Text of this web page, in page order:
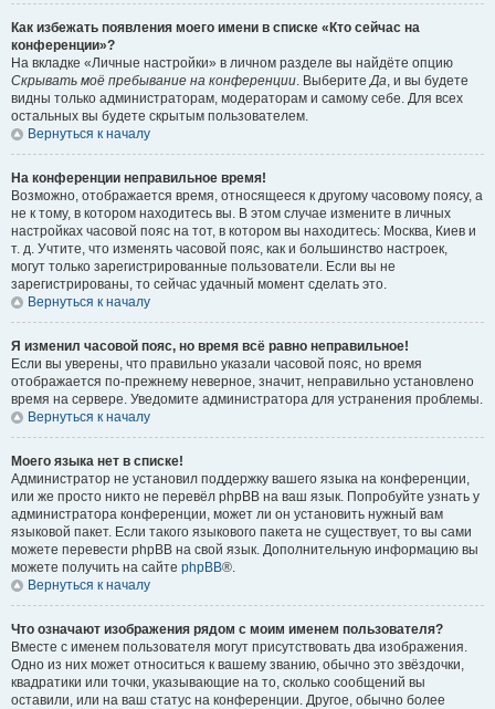
Как избежать появления моего имени в списке «Кто сейчас на
конференции»?
На вкладке «Личные настройки» в личном разделе вы найдёте опцию
Скрывать моё пребывание на конференции. ВыберитеДа, и вы будете
видны только администраторам, модераторам и самому себе. Для всех
остальных вы будете скрытым пользователем.
Вернуться к началу
На конференции неправильное время!
Возможно, отображается время, относящееся к другому часовому поясу, а
не к тому, в котором находитесь вы. В этом случае измените в личных
настройках часовой пояс на тот, в котором вы находитесь: Москва, Киев и
т. д. Учтите, что изменять часовой пояс, как и большинство настроек,
могут только зарегистрированные пользователи. Если вы не
зарегистрированы, то сейчас удачный момент сделать это.
Вернуться к началу
Я изменил часовой пояс, но время всё равно неправильное!
Если вы уверены, что правильно указали часовой пояс, но время
отображается по-прежнему неверное, значит, неправильно установлено
время на сервере. Уведомите администратора для устранения проблемы.
Вернуться к началу
Моего языка нет в списке!
Администратор не установил поддержку вашего языка на конференции,
или же просто никто не перевёл phpBB на ваш язык. Попробуйте узнать у
администратора конференции, может ли он установить нужный вам
языковой пакет. Если такого языкового пакета не существует, то вы сами
можете перевести phpBB на свой язык. Дополнительную информацию вы
можете получить на сайте phpBB®.
Вернуться к началу
Что означают изображения рядом с моим именем пользователя?
Вместе с именем пользователя могут присутствовать два изображения.
Одно из них может относиться к вашему званию, обычно это звёздочки,
квадратики или точки, указывающие на то, сколько сообщений вы
оставили, или на ваш статус на конференции. Другое, обычно более